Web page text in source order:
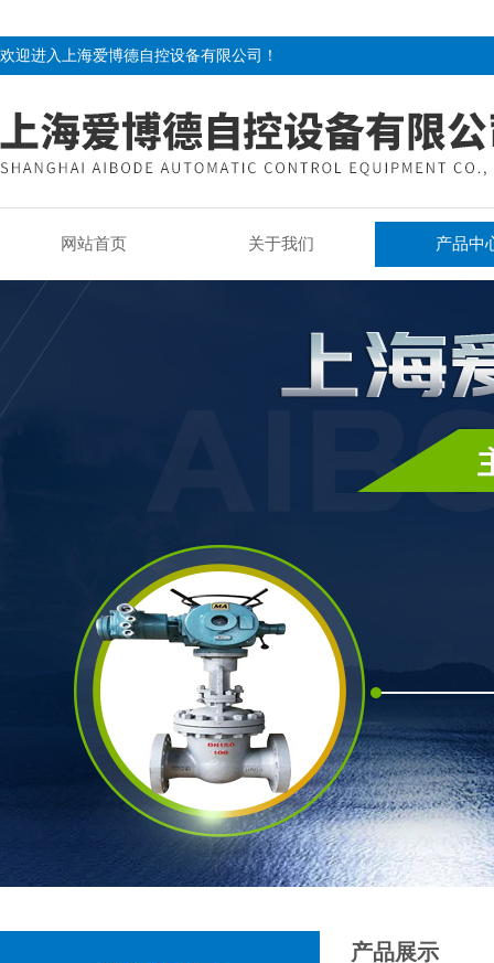
欢迎进入上海爱博德自控设备有限公司！
网站首页 关于我们 产品中
产品展示